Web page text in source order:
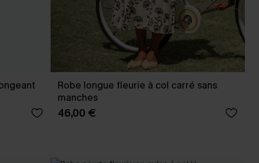
Robe longue fleurie à col carré sans
manches
46,00 €